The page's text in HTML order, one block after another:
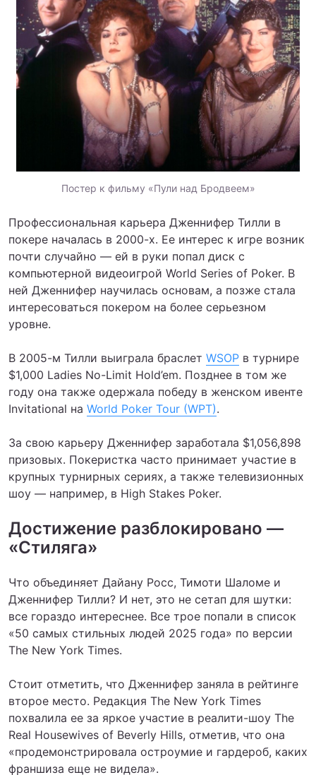
Постер к фильму «Пули над Бродвеем»
Профессиональная карьера Дженнифер Тилли в
покере началась в 2000-х. Ее интерес к игре возник
почти случайно — ей в руки попал диск с
компьютерной видеоигрой World Series of Poker. В
ней Дженнифер научилась основам, а позже стала
интересоваться покером на более серьезном
уровне.
В 2005-м Тилли выиграла браслет WSOP в турнире
$1,000 Ladies No-Limit Hold’em. Позднее в том же
году она также одержала победу в женском ивенте
Invitational на World Poker Tour (WPT).
За свою карьеру Дженнифер заработала $1,056,898
призовых. Покеристка часто принимает участие в
крупных турнирных сериях, а также телевизионных
шоу — например, в High Stakes Poker.
Достижение разблокировано —
«Стиляга»
Что объединяет Дайану Росс, Тимоти Шаломе и
Дженнифер Тилли? И нет, это не сетап для шутки:
все гораздо интереснее. Все трое попали в список
«50 самых стильных людей 2025 года» по версии
The New York Times.
Стоит отметить, что Дженнифер заняла в рейтинге
второе место. Редакция The New York Times
похвалила ее за яркое участие в реалити-шоу The
Real Housewives of Beverly Hills, отметив, что она
«продемонстрировала остроумие и гардероб, каких
франшиза еще не видела».